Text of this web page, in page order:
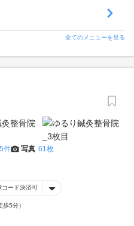
全てのメニューを見る
件 写真 61枚
コード決済可
5分）